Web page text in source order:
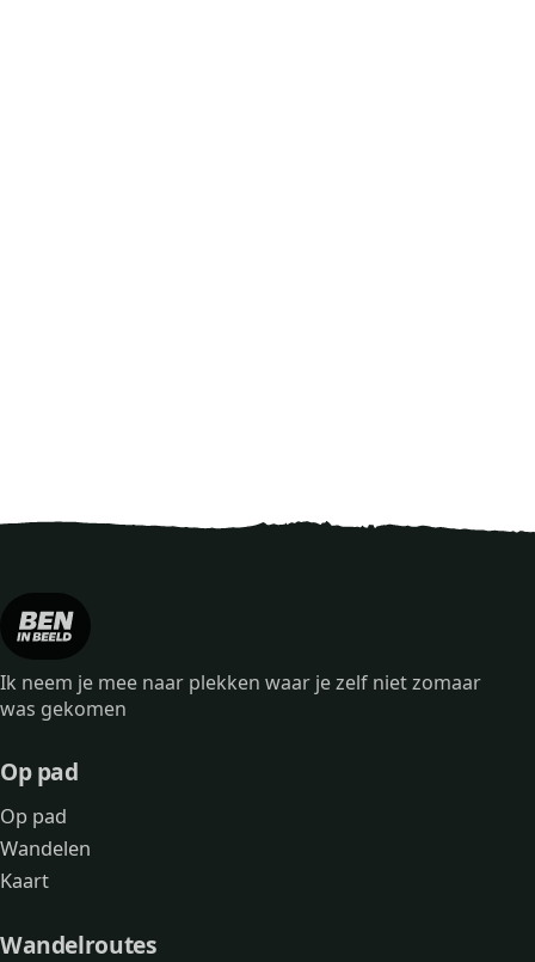
Ik neem je mee naar plekken waar je zelf niet zomaar
was gekomen
Op pad
Op pad
Wandelen
Kaart
Wandelroutes